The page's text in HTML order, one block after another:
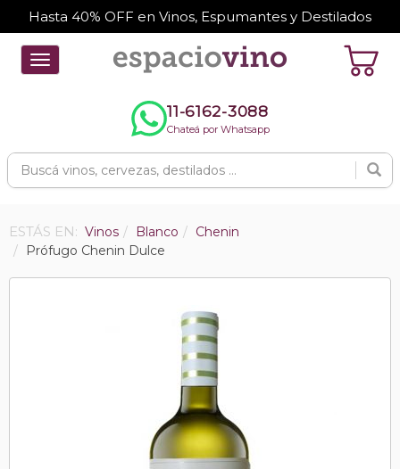
Hasta 40% OFF en Vinos, Espumantes y Destilados
Toggle
navigation
11-6162-3088
Chateá por Whatsapp
ESTÁS EN: Vinos Blanco
Chenin
Prófugo Chenin Dulce